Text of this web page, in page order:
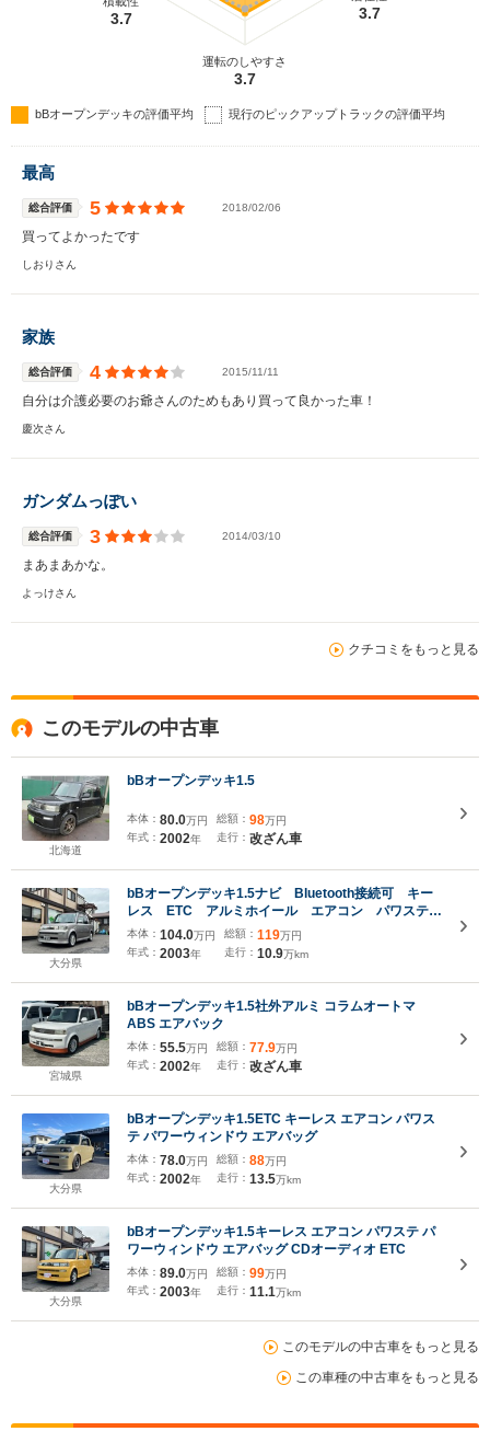
3.7
運転のしやすさ
3.7
3.7
bBオープンデッキの評価平均 現行のピックアップトラックの評価平均
最高
総合評価 5 2018/02/06
買ってよかったです
しおりさん
家族
総合評価 4 2015/11/11
自分は介護必要のお爺さんのためもあり買って良かった車！
慶次さん
ガンダムっぽい
総合評価 3 2014/03/10
まあまあかな。
よっけさん
クチコミをもっと見る
このモデルの中古車
北海道
bBオープンデッキ1.5
本体： 80.0万円
年式： 2002年
総額： 98万円
走行： 改ざん車
大分県
bBオープンデッキ1.5ナビ Bluetooth接続可 キー
レス ETC アルミホイール エアコン パワステ
パワーウインドウ Wエアバッグ
本体： 104.0万円
年式： 2003年
総額： 119万円
走行： 10.9万km
宮城県
bBオープンデッキ1.5社外アルミ コラムオートマ
ABS エアバック
本体： 55.5万円
年式： 2002年
総額： 77.9万円
走行： 改ざん車
大分県
bBオープンデッキ1.5ETC キーレス エアコン パワス
テ パワーウィンドウ エアバッグ
本体： 78.0万円
年式： 2002年
総額： 88万円
走行： 13.5万km
大分県
bBオープンデッキ1.5キーレス エアコン パワステ パ
ワーウィンドウ エアバッグ CDオーディオ ETC
本体： 89.0万円
年式： 2003年
総額： 99万円
走行： 11.1万km
このモデルの中古車をもっと見る
この車種の中古車をもっと見る